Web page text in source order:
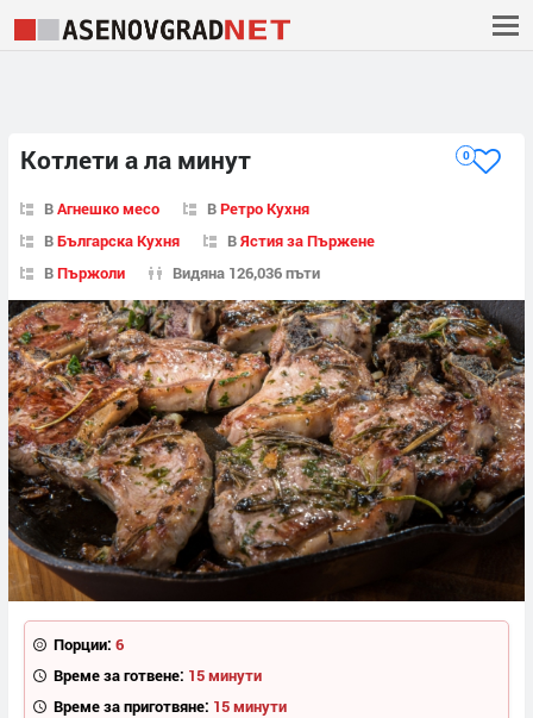
Котлети а ла минут 0
ВАгнешко месо ВРетро Кухня
ВБългарска Кухня ВЯстия за Пържене
ВПържоли Видяна 126,036 пъти
Порции: 6
Време за готвене: 15 минути
Време за приготвяне: 15 минути